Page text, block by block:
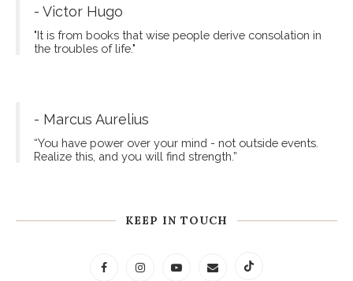
- Victor Hugo
"It is from books that wise people derive consolation in
the troubles of life."
- Marcus Aurelius
“You have power over your mind - not outside events.
Realize this, and you will find strength.”
KEEP IN TOUCH